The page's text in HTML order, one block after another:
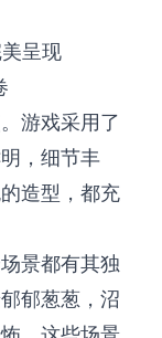
呈现
游戏采用了
，细节丰
造型，都充
景都有其独
郁葱葱，沼